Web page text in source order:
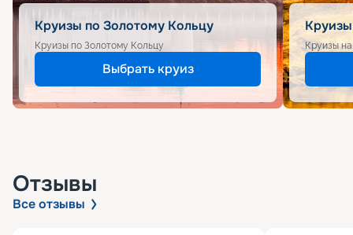
Круизы по Золотому Кольцу
Круизы по Золотому Кольцу
Выбрать круиз
Круизы
Отзывы
Все отзывы